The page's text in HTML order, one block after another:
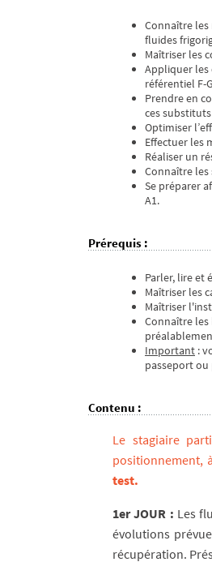
Connaître les
fluides
Maîtriser les
Appliquer les
référentiel F-
Prendre en
ces
Optimiser
Effectuer les
Réaliser un
Connaître
Se préparer
A1.
Prérequis :
Parler, lire et
Maîtriser les
Maîtriser
Connaître
Important :
passeport ou
Contenu :
Le stagiaire
positionnement,
test.
1er JOUR : Les
évolutions
récupération.